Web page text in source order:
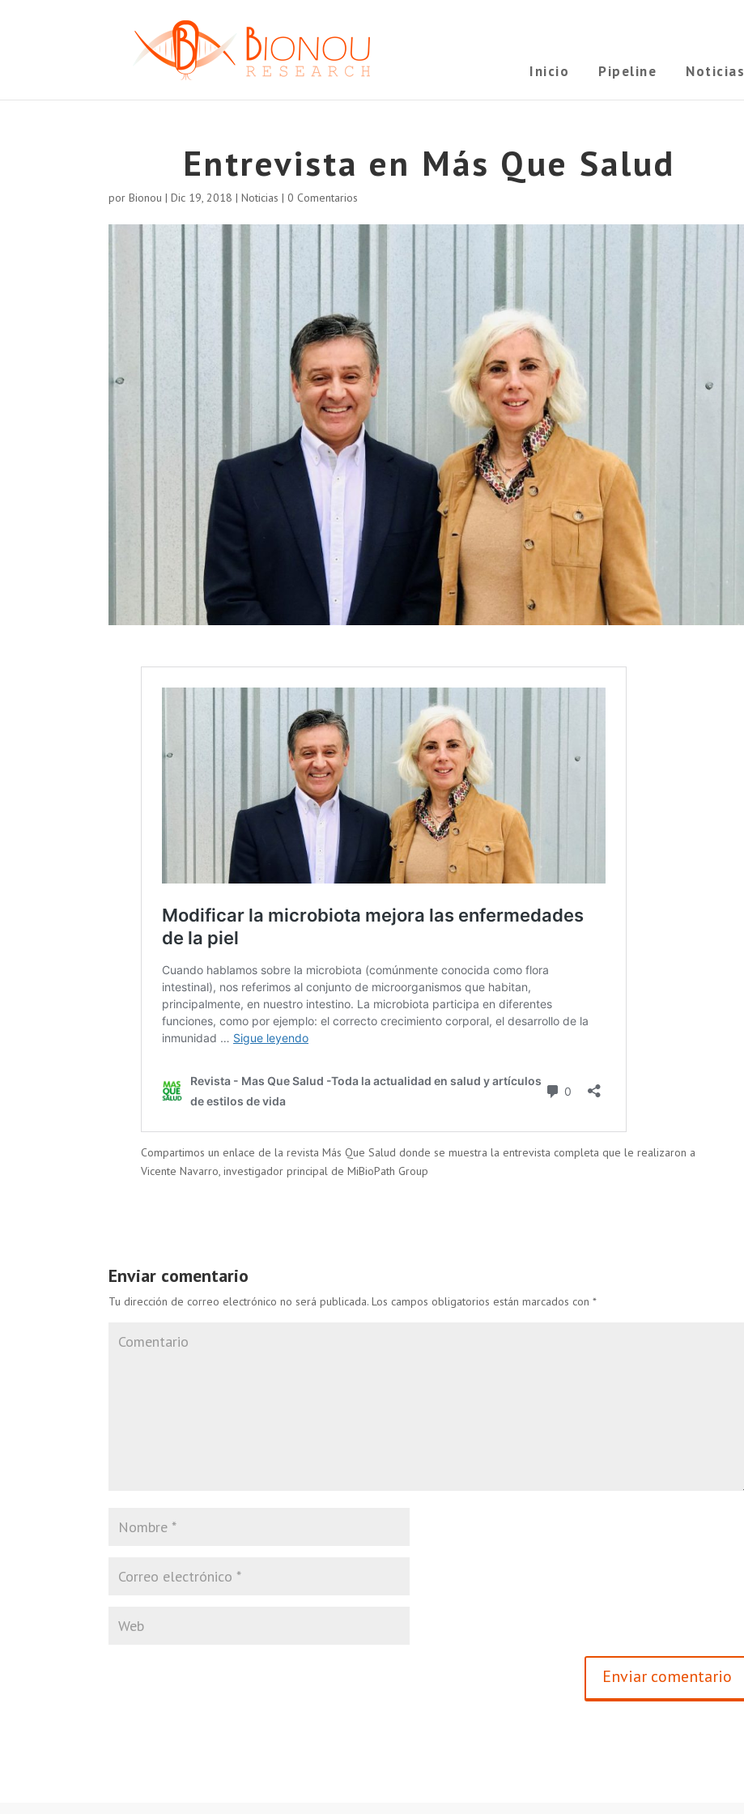
Inicio Pipeline Noticias
Entrevista en Más Que Salud
porBionou |Dic 19, 2018 |Noticias |0 Comentarios
Compartimos un enlace de la revista Más Que Salud donde se muestra la entrevista completa que le realizaron a
Vicente Navarro, investigador principal de MiBioPath Group
Enviar comentario
Tu dirección de correo electrónico no será publicada. Los campos obligatorios están marcados con*